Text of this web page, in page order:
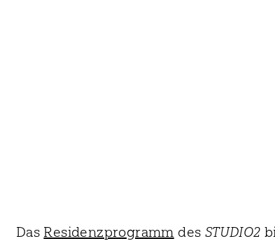
Das Residenzprogramm des STUDIO2